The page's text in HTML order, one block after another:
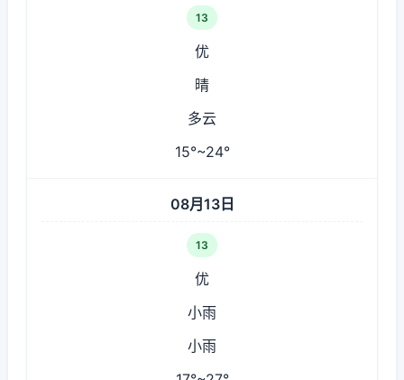
13
优
晴
多云
15°~24°
08月13日
13
优
小雨
小雨